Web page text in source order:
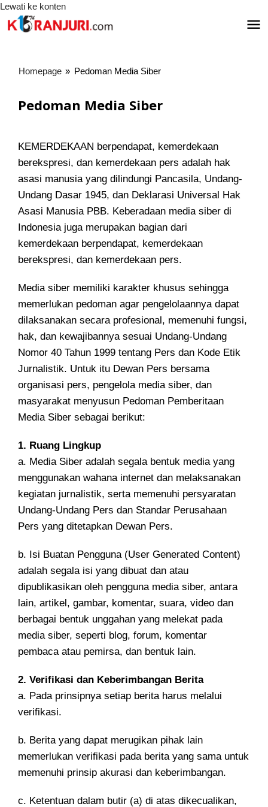
Lewati ke konten
Homepage » Pedoman Media Siber
Pedoman Media Siber
12
2019
|
am
oleh
koranjuri.com
KEMERDEKAAN berpendapat, kemerdekaan
berekspresi, dan kemerdekaan pers adalah hak
asasi manusia yang dilindungi Pancasila, Undang-
Undang Dasar 1945, dan Deklarasi Universal Hak
Asasi Manusia PBB. Keberadaan media siber di
Indonesia juga merupakan bagian dari
kemerdekaan berpendapat, kemerdekaan
berekspresi, dan kemerdekaan pers.
Media siber memiliki karakter khusus sehingga
memerlukan pedoman agar pengelolaannya dapat
dilaksanakan secara profesional, memenuhi fungsi,
hak, dan kewajibannya sesuai Undang-Undang
Nomor 40 Tahun 1999 tentang Pers dan Kode Etik
Jurnalistik. Untuk itu Dewan Pers bersama
organisasi pers, pengelola media siber, dan
masyarakat menyusun Pedoman Pemberitaan
Media Siber sebagai berikut:
1. Ruang Lingkup
a. Media Siber adalah segala bentuk media yang
menggunakan wahana internet dan melaksanakan
kegiatan jurnalistik, serta memenuhi persyaratan
Undang-Undang Pers dan Standar Perusahaan
Pers yang ditetapkan Dewan Pers.
b. Isi Buatan Pengguna (User Generated Content)
adalah segala isi yang dibuat dan atau
dipublikasikan oleh pengguna media siber, antara
lain, artikel, gambar, komentar, suara, video dan
berbagai bentuk unggahan yang melekat pada
media siber, seperti blog, forum, komentar
pembaca atau pemirsa, dan bentuk lain.
2. Verifikasi dan Keberimbangan Berita
a. Pada prinsipnya setiap berita harus melalui
verifikasi.
b. Berita yang dapat merugikan pihak lain
memerlukan verifikasi pada berita yang sama untuk
memenuhi prinsip akurasi dan keberimbangan.
c. Ketentuan dalam butir (a) di atas dikecualikan,